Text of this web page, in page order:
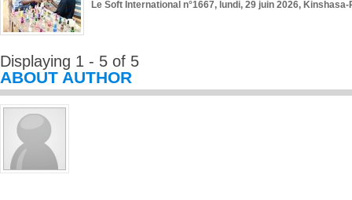
Le Soft International n°1667, lundi, 29 juin 2026,
Displaying 1 - 5 of 5
ABOUT AUTHOR